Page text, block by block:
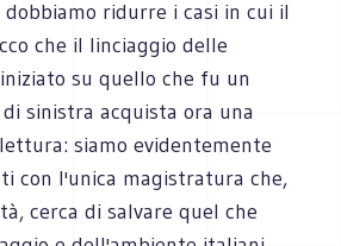
dobbiamo ridurre i casi in cui il
che il linciaggio delle
su quello che fu un
sinistra acquista ora una
siamo evidentemente
con l'unica magistratura che,
cerca di salvare quel che